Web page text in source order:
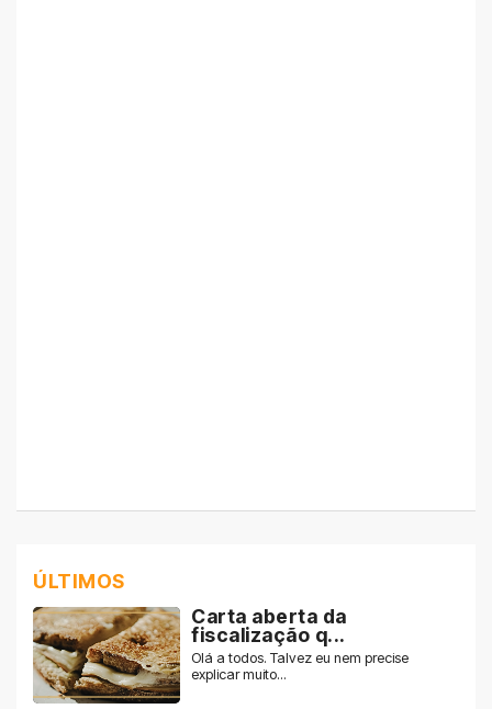
ÚLTIMOS
Carta aberta da
fiscalização q...
Olá a todos. Talvez eu nem precise
explicar muito...